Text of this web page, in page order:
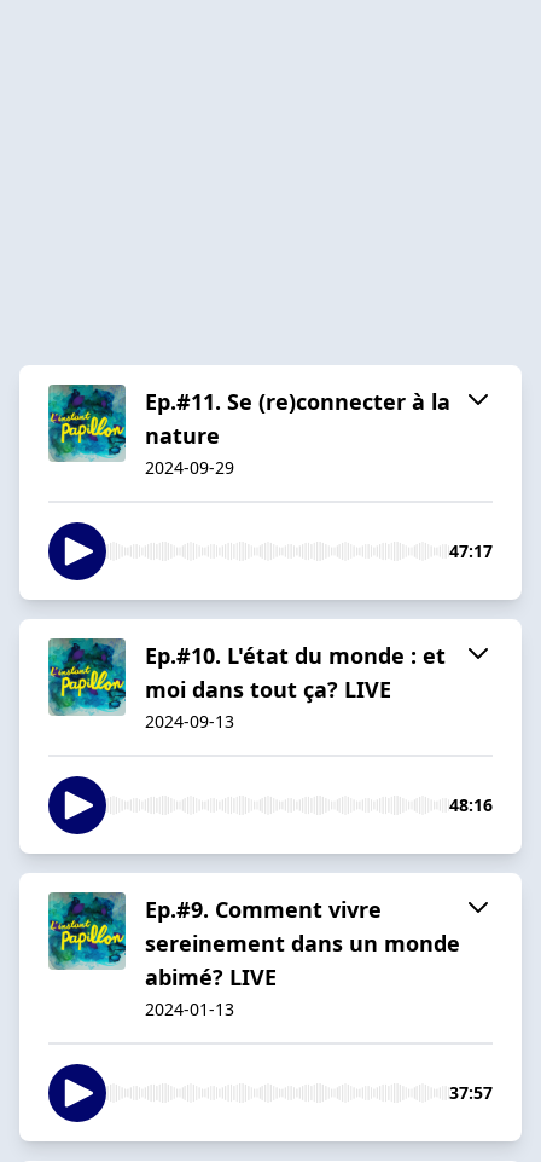
Ep.#11. Se (re)connecter à la
nature
2024-09-29
47:17
Ep.#10. L'état du monde : et
moi dans tout ça? LIVE
2024-09-13
48:16
Ep.#9. Comment vivre
sereinement dans un monde
abimé? LIVE
2024-01-13
37:57